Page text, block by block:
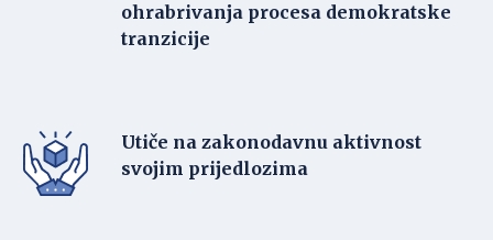
ohrabrivanja procesa demokratske
tranzicije
Utiče na zakonodavnu aktivnost
svojim prijedlozima